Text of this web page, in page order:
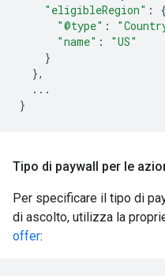
"eligibleRegion" :
{
"@type" :
"name" :
"US"
}
},
...
}
Tipo di paywall per le
Per specificare il tipo di
di ascolto, utilizza la
offer: